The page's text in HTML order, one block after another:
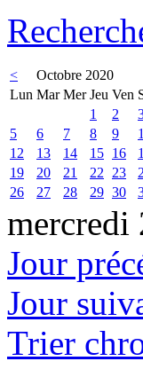
< Octobre 2020
Lun Mar Mer Jeu Ven
1
2
5
6 7 8 9
12
13 14 15 16
19
20 21 22 23
26
27 28 29 30
mercredi
Jour
Jour
Trier